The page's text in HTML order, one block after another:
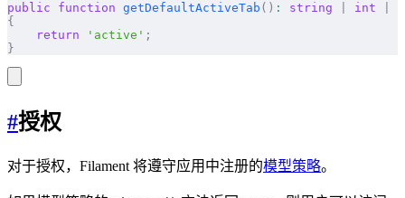
public function getDefaultActiveTab () : string int
{
    return
'active' ;
}
#授权
对于授权，Filament 将遵守应用中注册的模型策略。